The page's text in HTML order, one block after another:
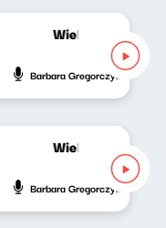
Wielki świat
Barbara Gregorczyk
Wielki świat
Barbara Gregorczyk